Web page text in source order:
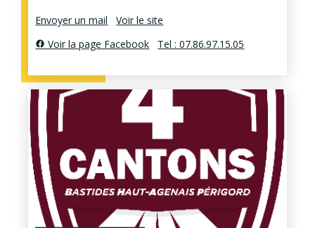
Envoyer un mail
Voir le site
Voir la page Facebook
Tel : 07.86.97.15.05